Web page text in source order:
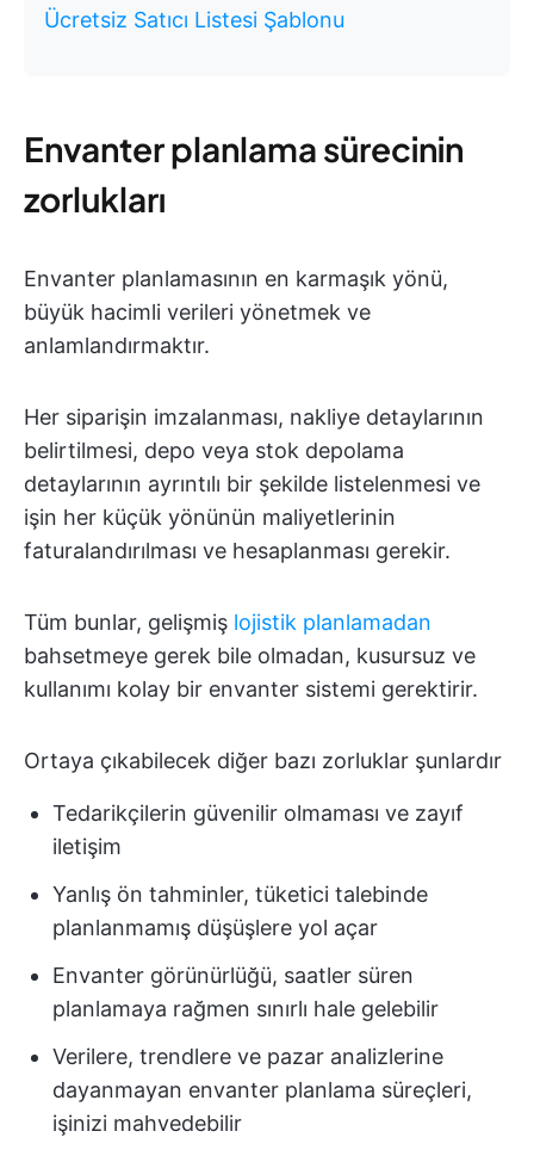
Ücretsiz Satıcı Listesi Şablonu
Envanter planlama sürecinin
zorlukları
Envanter planlamasının en karmaşık yönü,
büyük hacimli verileri yönetmek ve
anlamlandırmaktır.
Her siparişin imzalanması, nakliye detaylarının
belirtilmesi, depo veya stok depolama
detaylarının ayrıntılı bir şekilde listelenmesi ve
işin her küçük yönünün maliyetlerinin
faturalandırılması ve hesaplanması gerekir.
Tüm bunlar, gelişmiş lojistik planlamadan
bahsetmeye gerek bile olmadan, kusursuz ve
kullanımı kolay bir envanter sistemi gerektirir.
Ortaya çıkabilecek diğer bazı zorluklar şunlardır
Tedarikçilerin güvenilir olmaması ve zayıf
iletişim
Yanlış ön tahminler, tüketici talebinde
planlanmamış düşüşlere yol açar
Envanter görünürlüğü, saatler süren
planlamaya rağmen sınırlı hale gelebilir
Verilere, trendlere ve pazar analizlerine
dayanmayan envanter planlama süreçleri,
işinizi mahvedebilir